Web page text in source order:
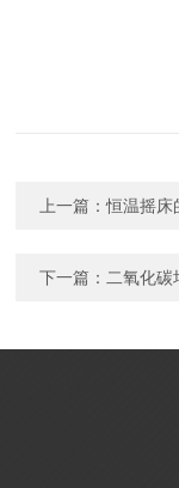
上一篇：恒温摇床
下一篇： 二氧化碳